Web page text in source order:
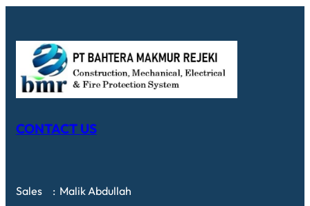
REZEKI
CONTACT US
Sales : Malik Abdullah